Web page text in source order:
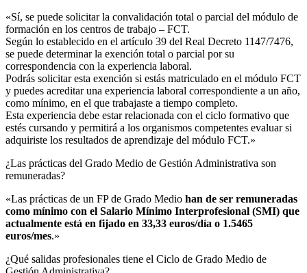
«Sí, se puede solicitar la convalidación total o parcial del módulo de
formación en los centros de trabajo – FCT.
Según lo establecido en el artículo 39 del Real Decreto 1147/7476,
se puede determinar la exención total o parcial por su
correspondencia con la experiencia laboral.
Podrás solicitar esta exención si estás matriculado en el módulo FCT
y puedes acreditar una experiencia laboral correspondiente a un año,
como mínimo, en el que trabajaste a tiempo completo.
Esta experiencia debe estar relacionada con el ciclo formativo que
estés cursando y permitirá a los organismos competentes evaluar si
adquiriste los resultados de aprendizaje del módulo FCT.»
¿Las prácticas del Grado Medio de Gestión Administrativa son
remuneradas?​
«Las prácticas de un FP de Grado Medio han de ser remuneradas
como mínimo con el Salario Mínimo Interprofesional (SMI) que
actualmente está en fijado en 33,33 euros/día o 1.5465
euros/mes.»
¿Qué salidas profesionales tiene el Ciclo de Grado Medio de